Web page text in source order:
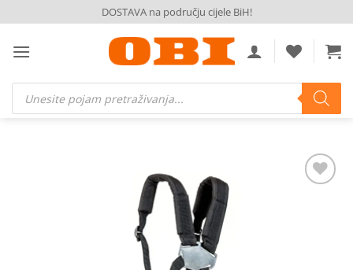
to
content
DOSTAVA na području cijele BiH!
Products
search